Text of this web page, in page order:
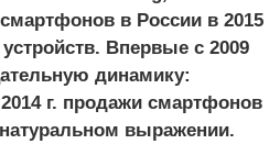
в России в 2015
Впервые с 2009
динамику:
г. продажи смартфонов
выражении.